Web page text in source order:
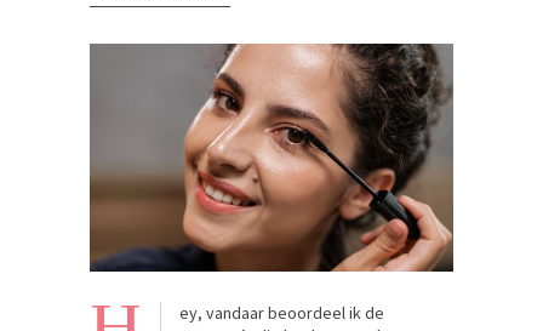
ey, vandaar beoordeel ik de